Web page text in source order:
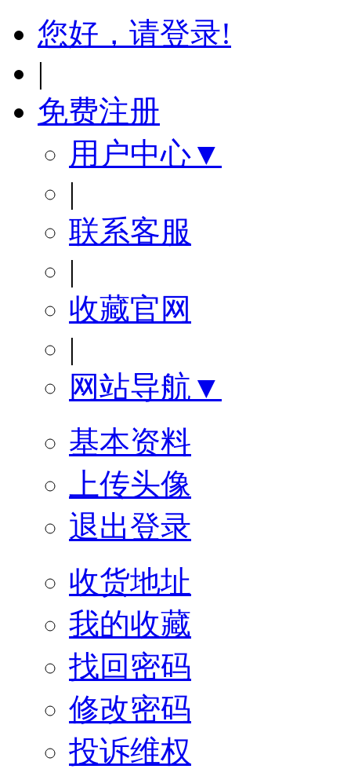
您好，请登录!
|
免费注册
用户中心▼
|
联系客服
|
收藏官网
|
网站导航▼
基本资料
上传头像
退出登录
收货地址
我的收藏
找回密码
修改密码
投诉维权